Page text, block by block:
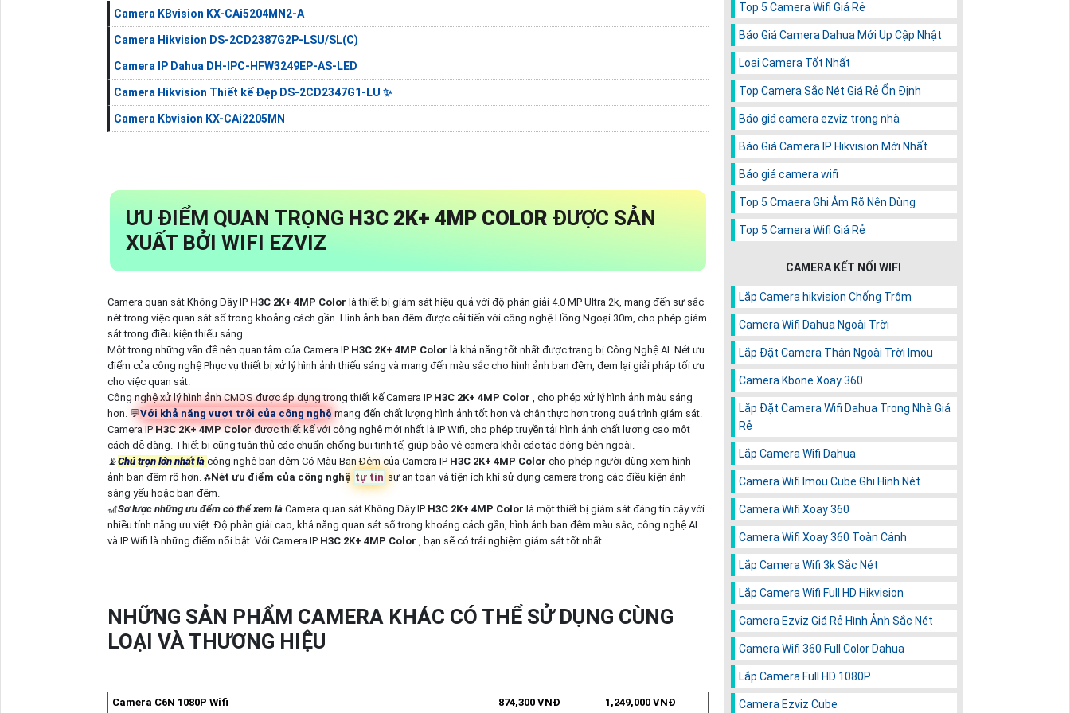
Camera KBvision KX-CAi5204MN2-A
Camera Hikvision DS-2CD2387G2P-LSU/SL(C)
Camera IP Dahua DH-IPC-HFW3249EP-AS-LED
Camera Hikvision Thiết kế Đẹp DS-2CD2347G1-LU ✨
Camera Kbvision KX-CAi2205MN
ƯU ĐIỂM QUAN TRỌNG H3C 2K+ 4MP COLOR ĐƯỢC SẢN
XUẤT BỞI WIFI EZVIZ
Camera quan sát Không Dây IP H3C 2K+ 4MP Color là thiết bị giám sát hiệu quả với độ phân giải 4.0 MP Ultra 2k, mang đến sự sắc
nét trong việc quan sát số trong khoảng cách gần. Hình ảnh ban đêm được cải tiến với công nghệ Hồng Ngoại 30m, cho phép giám
sát trong điều kiện thiếu sáng.
Một trong những vấn đề nên quan tâm của Camera IP H3C 2K+ 4MP Color là khả năng tốt nhất được trang bị Công Nghệ AI. Nét ưu
điểm của công nghệ Phục vụ thiết bị xử lý hình ảnh thiếu sáng và mang đến màu sắc cho hình ảnh ban đêm, đem lại giải pháp tối ưu
cho việc quan sát.
Công nghệ xử lý hình ảnh CMOS được áp dụng trong thiết kế Camera IP H3C 2K+ 4MP Color , cho phép xử lý hình ảnh màu sáng
hơn. 💬Với khả năng vượt trội của công nghệ mang đến chất lượng hình ảnh tốt hơn và chân thực hơn trong quá trình giám sát.
Camera IPH3C 2K+ 4MP Colorđược thiết kế với công nghệ mới nhất là IP Wifi, cho phép truyền tải hình ảnh chất lượng cao một
cách dễ dàng. Thiết bị cũng tuân thủ các chuẩn chống bụi tinh tế, giúp bảo vệ camera khỏi các tác động bên ngoài.
📡Chú trọn lớn nhất là công nghệ ban đêm Có Màu Ban Ðêm của Camera IP H3C 2K+ 4MP Color cho phép người dùng xem hình
ảnh ban đêm rõ hơn. ⁂Nét ưu điểm của công nghệ tự tin sự an toàn và tiện ích khi sử dụng camera trong các điều kiện ánh
sáng yếu hoặc ban đêm.
🎢Sơ lược những ưu đểm có thể xem là Camera quan sát Không Dây IP H3C 2K+ 4MP Color là một thiết bị giám sát đáng tin cậy với
nhiều tính năng ưu việt. Độ phân giải cao, khả năng quan sát số trong khoảng cách gần, hình ảnh ban đêm màu sắc, công nghệ AI
và IP Wifi là những điểm nổi bật. Với Camera IP H3C 2K+ 4MP Color , bạn sẽ có trải nghiệm giám sát tốt nhất.
NHỮNG SẢN PHẨM CAMERA KHÁC CÓ THỂ SỬ DỤNG CÙNG
LOẠI VÀ THƯƠNG HIỆU
Camera C6N 1080P Wifi 874,300 VNĐ 1,249,000 VNĐ
Top 5 Camera Wifi Giá Rẻ
Báo Giá Camera Dahua Mới Up Cập Nhật
Loại Camera Tốt Nhất
Top Camera Sắc Nét Giá Rẻ Ổn Định
Báo giá camera ezviz trong nhà
Báo Giá Camera IP Hikvision Mới Nhất
Báo giá camera wifi
Top 5 Cmaera Ghi Âm Rõ Nên Dùng
Top 5 Camera Wifi Giá Rẻ
CAMERA KẾT NỐI WIFI
Lắp Camera hikvision Chống Trộm
Camera Wifi Dahua Ngoài Trời
Lắp Đặt Camera Thân Ngoài Trời Imou
Camera Kbone Xoay 360
Lắp Đặt Camera Wifi Dahua Trong Nhà Giá
Rẻ
Lắp Camera Wifi Dahua
Camera Wifi Imou Cube Ghi Hình Nét
Camera Wifi Xoay 360
Camera Wifi Xoay 360 Toàn Cảnh
Lắp Camera Wifi 3k Sắc Nét
Lắp Camera Wifi Full HD Hikvision
Camera Ezviz Giá Rẻ Hình Ảnh Sắc Nét
Camera Wifi 360 Full Color Dahua
Lắp Camera Full HD 1080P
Camera Ezviz Cube